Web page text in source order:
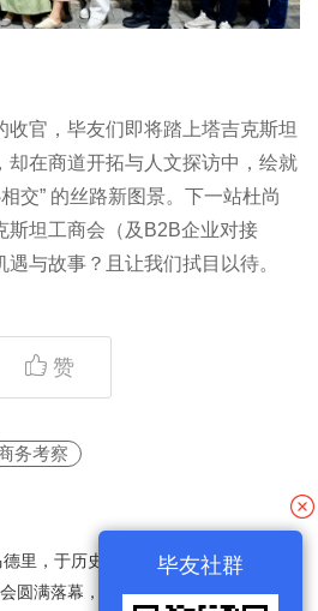
收官，毕友们即将踏上塔吉克斯坦
却在商道开拓与人文探访中，绘就
交” 的丝路新图景。下一站杜尚
斯坦工商会（及B2B企业对接
与故事？且让我们拭目以待。
赞
务考察
里，于历史与文化中感知商业2026-05-20
圆满落幕，毕友出海服务体系2026-04-03
毕友社群